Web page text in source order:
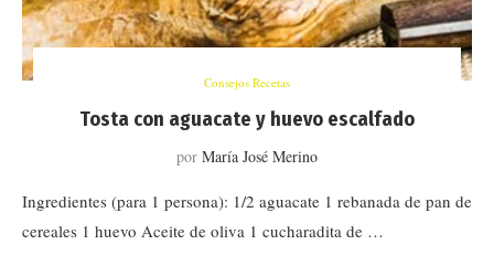
Consejos Recetas
Tosta con aguacate y huevo escalfado
por María José Merino
Ingredientes (para 1 persona): 1/2 aguacate 1 rebanada de pan de
cereales 1 huevo Aceite de oliva 1 cucharadita de …